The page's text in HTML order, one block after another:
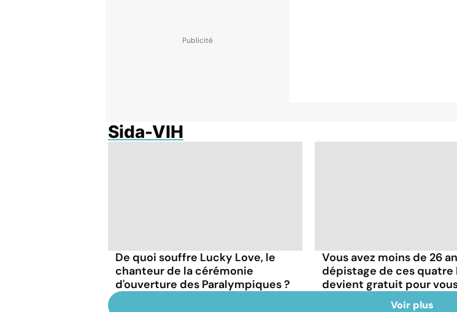
Sida-VIH
De quoi souffre Lucky Love, le
chanteur de la cérémonie
d'ouverture des Paralympiques ?
Vous avez moins de 26
dépistage de ces quatre
devient gratuit pour
Voir plus